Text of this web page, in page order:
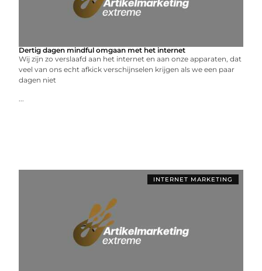
Dertig dagen mindful omgaan met het internet
Wij zijn zo verslaafd aan het internet en aan onze apparaten, dat
veel van ons echt afkick verschijnselen krijgen als we een paar
dagen niet
...
INTERNET MARKETING